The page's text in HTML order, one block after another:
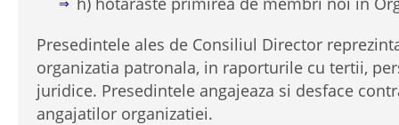
Presedintele ales de Consiliul Director
organizatia patronala, in raporturile cu tertii,
juridice. Presedintele angajeaza si desface
angajatilor organizatiei.